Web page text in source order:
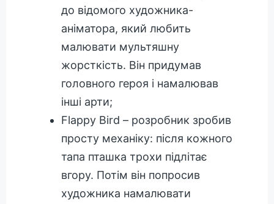
до відомого художника-
аніматора, який любить
малювати мультяшну
жорсткість. Він придумав
головного героя і намалював
інші арти;
Flappy Bird – розробник зробив
просту механіку: після кожного
тапа пташка трохи підлітає
вгору. Потім він попросив
художника намалювати